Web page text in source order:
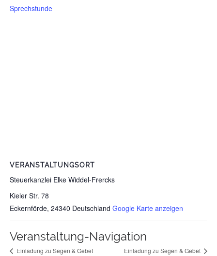
Sprechstunde
VERANSTALTUNGSORT
Steuerkanzlei Elke Widdel-Frercks
Kieler Str. 78
Eckernförde, 24340 Deutschland Google Karte anzeigen
Veranstaltung-Navigation
Einladung zu Segen & Gebet Einladung zu Segen & Gebet